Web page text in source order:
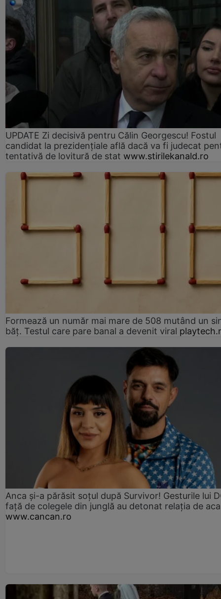
UPDATE Zi decisivă pentru Călin Georgescu! Fostul
candidat la prezidențiale află dacă va fi judecat
tentativă de lovitură de stat www.stirilekanald.ro
Formează un număr mai mare de 508 mutând un
băț. Testul care pare banal a devenit viral
Anca și-a părăsit soțul după Survivor! Gesturile lui
față de colegele din junglă au detonat relația de
www.cancan.ro